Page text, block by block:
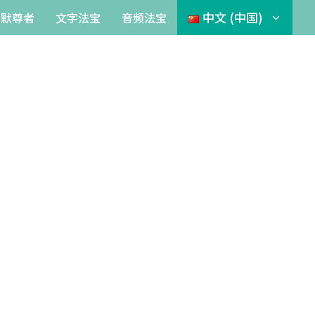
尊者 文字法宝 音频法宝 中文 (中国)